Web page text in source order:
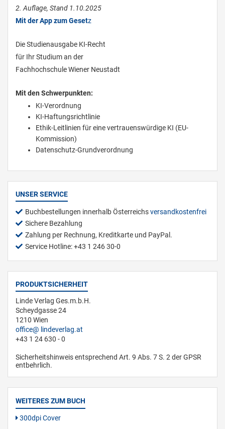
2. Auflage, Stand 1.10.2025
Mit der App zum Gesetz
Die Studienausgabe KI-Recht
für Ihr Studium an der
Fachhochschule Wiener Neustadt
Mit den Schwerpunkten:
KI-Verordnung
KI-Haftungsrichtlinie
Ethik-Leitlinien für eine vertrauenswürdige KI (EU-
Kommission)
Datenschutz-Grundverordnung
UNSER SERVICE
Buchbestellungen innerhalb Österreichsversandkostenfrei
Sichere Bezahlung
Zahlung per Rechnung, Kreditkarte und PayPal.
Service Hotline: +43 1 246 30-0
PRODUKTSICHERHEIT
Linde Verlag Ges.m.b.H.
Scheydgasse 24
1210 Wien
office
lindeverlag.at
+43 1 24 630 - 0
Sicherheitshinweis entsprechend Art. 9 Abs. 7 S. 2 der GPSR
entbehrlich.
WEITERES ZUM BUCH
300dpi Cover